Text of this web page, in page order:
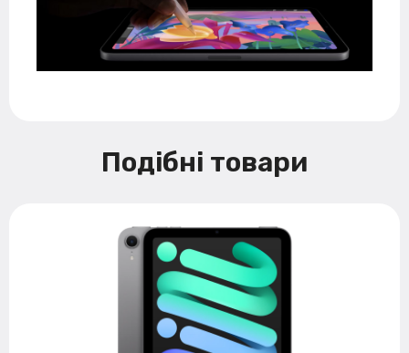
Подібні товари